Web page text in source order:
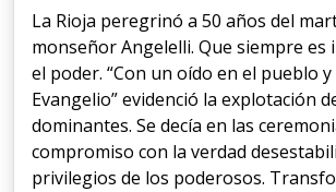
La Rioja peregrinó a 50 años del
monseñor Angelelli. Que siempre es
el poder. “Con un oído en el pueblo
Evangelio” evidenció la explotación
dominantes. Se decía en las
compromiso con la verdad
privilegios de los poderosos.